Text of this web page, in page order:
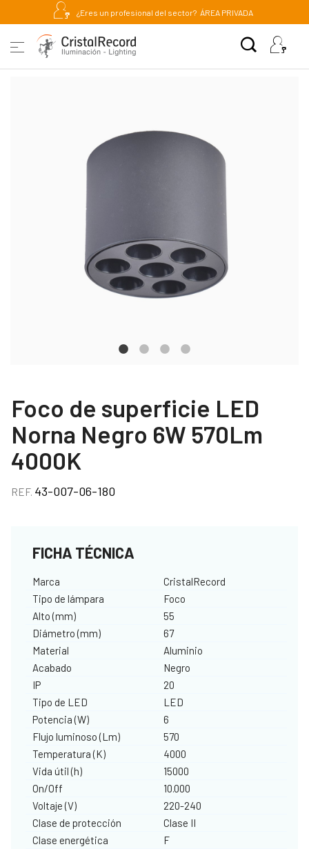
¿Eres un profesional del sector? ÁREA PRIVADA
Foco de superficie LED
Norna Negro 6W 570Lm
4000K
REF. 43-007-06-180
FICHA TÉCNICA
Marca
CristalRecord
Tipo de lámpara
Foco
Alto (mm)
55
Diámetro (mm)
67
Material
Aluminio
Acabado
Negro
IP
20
Tipo de LED
LED
Potencia (W)
6
Flujo luminoso (Lm)
570
Temperatura (K)
4000
Vida útil (h)
15000
On/Off
10.000
Voltaje (V)
220-240
Clase de protección
Clase II
Clase energética
F